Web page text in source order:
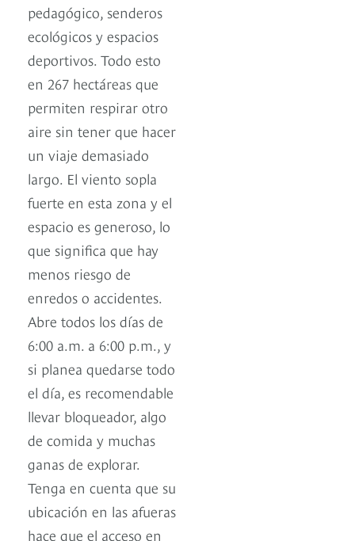
pedagógico, senderos
ecológicos y espacios
deportivos. Todo esto
en 267 hectáreas que
permiten respirar otro
aire sin tener que hacer
un viaje demasiado
largo. El viento sopla
fuerte en esta zona y el
espacio es generoso, lo
que significa que hay
menos riesgo de
enredos o accidentes.
Abre todos los días de
6:00 a.m. a 6:00 p.m., y
si planea quedarse todo
el día, es recomendable
llevar bloqueador, algo
de comida y muchas
ganas de explorar.
Tenga en cuenta que su
ubicación en las afueras
hace que el acceso en